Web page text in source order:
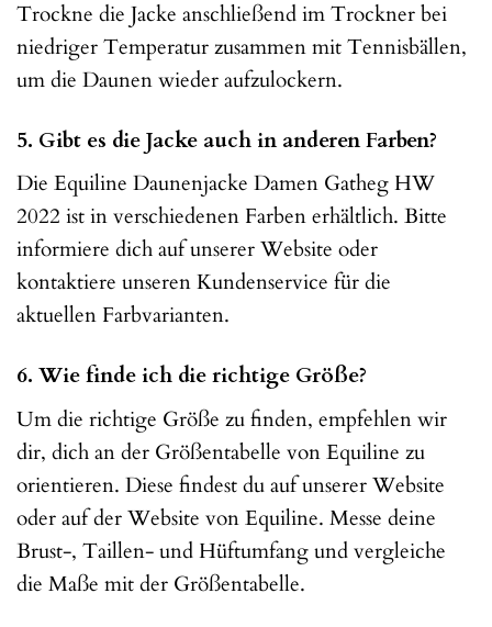
Trockne die Jacke anschließend im Trockner bei
niedriger Temperatur zusammen mit Tennisbällen,
um die Daunen wieder aufzulockern.
5. Gibt es die Jacke auch in anderen Farben?
Die Equiline Daunenjacke Damen Gatheg HW
2022 ist in verschiedenen Farben erhältlich. Bitte
informiere dich auf unserer Website oder
kontaktiere unseren Kundenservice für die
aktuellen Farbvarianten.
6. Wie finde ich die richtige Größe?
Um die richtige Größe zu finden, empfehlen wir
dir, dich an der Größentabelle von Equiline zu
orientieren. Diese findest du auf unserer Website
oder auf der Website von Equiline. Messe deine
Brust-, Taillen- und Hüftumfang und vergleiche
die Maße mit der Größentabelle.